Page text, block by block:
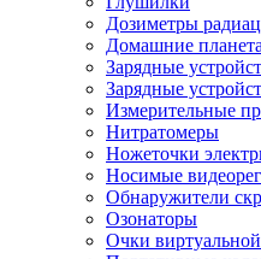
Дозиметры
Домашние
Зарядные
Зарядные
Измерительные
Нитратомеры
Ножеточки
Носимые
Обнаружители
Озонаторы
Очки